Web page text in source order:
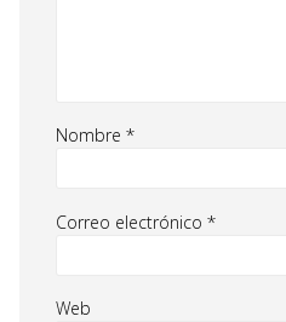
Nombre *
Correo electrónico *
Web